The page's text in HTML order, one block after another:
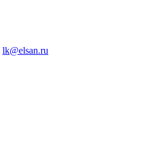
lk@elsan.ru